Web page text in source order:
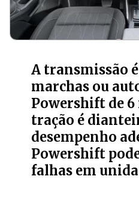
A transmissão
marchas ou
Powershift de 6
tração é
desempenho
Powershift
falhas em